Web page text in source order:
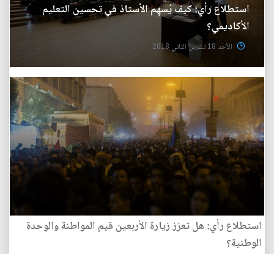
استطلاع رأي: كيف يُسهِم الأستاذ في تحسين التعليم
الأكاديمي؟
الأحد 18 تشرين الثاني 2018
استطلاع رأي: هل تعزز زيارة الأربعين قيم المواطنة والوحدة
الوطنية؟